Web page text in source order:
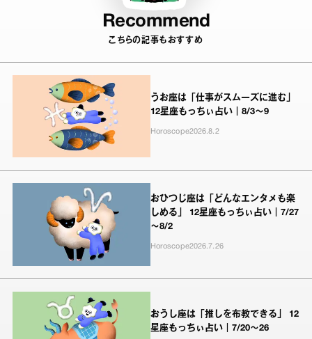
Recommend
こちらの記事もおすすめ
うお座は「仕事がスムーズに進む」
12星座もっちぃ占い｜8/3～9
Horoscope2026.8.2
おひつじ座は「どんなエンタメも楽
しめる」 12星座もっちぃ占い｜7/27
～8/2
Horoscope2026.7.26
おうし座は「推しを布教できる」 12
星座もっちぃ占い｜7/20～26